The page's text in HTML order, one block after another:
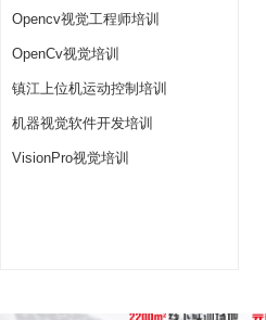
Opencv视觉工程师培训
OpenCv视觉培训
镇江上位机运动控制培训
机器视觉软件开发培训
VisionPro视觉培训